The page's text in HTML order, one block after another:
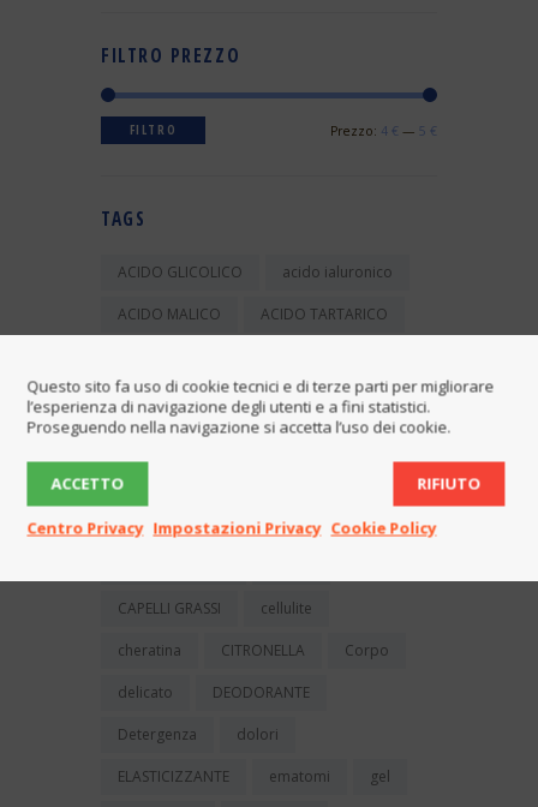
FILTRO PREZZO
FILTRO Prezzo: 4 € — 5 €
TAGS
ACIDO GLICOLICO acido ialuronico
ACIDO MALICO ACIDO TARTARICO
ALFA IDROSSI ACIDI ALLUME DI ROCCA
ALOE aloe vera amamelide
ANTIBATTERICO
bambino bava di lumaca
CAPELLI GRASSI cellulite
cheratina CITRONELLA Corpo
delicato DEODORANTE
Detergenza dolori
ELASTICIZZANTE ematomi gel
Questo sito fa uso di cookie tecnici e di terze parti per migliorare
l’esperienza di navigazione degli utenti e a fini statistici.
Proseguendo nella navigazione si accetta l’uso dei cookie.
ACCETTO RIFIUTO
Centro Privacy Impostazioni Privacy Cookie Policy